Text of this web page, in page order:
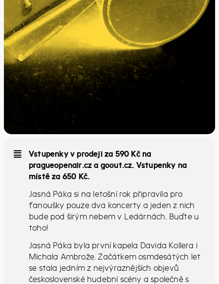
Vstupenky v prodeji za 590 Kč na
pragueopenair.cz a goout.cz. Vstupenky na
místě za 650 Kč.
Jasná Páka si na letošní rok připravila pro
fanoušky pouze dva koncerty a jeden z nich
bude pod širým nebem v Ledárnách. Buďte u
toho!
Jasná Páka byla první kapela Davida Kollera i
Michala Ambrože. Začátkem osmdesátých let
se stala jedním z nejvýraznějších objevů
československé hudební scény a společně s